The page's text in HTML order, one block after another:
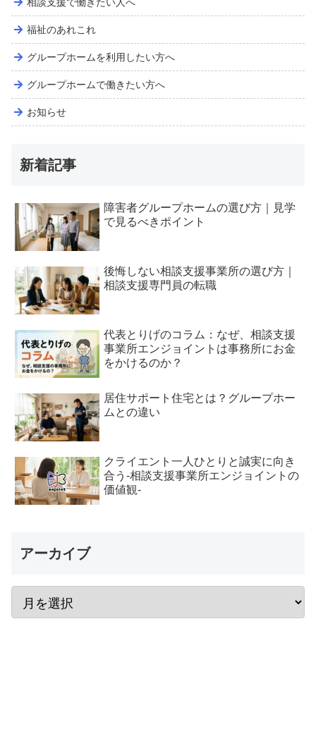
福祉のあれこれ
グループホームを利用したい方へ
グループホームで働きたい方へ
お知らせ
新着記事
障害者グループホームの選び方｜見学
で見るべきポイント
後悔しない相談支援事業所の選び方｜
相談支援専門員の転職
代表とりげのコラム：なぜ、相談支援
事業所エンジョイントは事務所にお金
をかけるのか？
居住サポート住宅とは？グループホー
ムとの違い
クライエント一人ひとりと誠実に向き
合う-相談支援事業所エンジョイントの
価値観-
アーカイブ